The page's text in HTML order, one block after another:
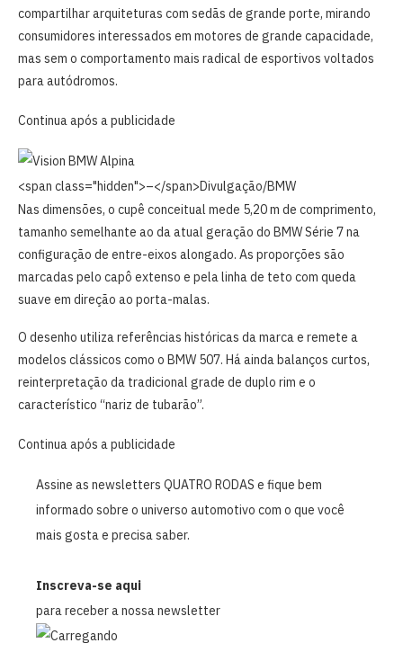
compartilhar arquiteturas com sedãs de grande porte, mirando
consumidores interessados em motores de grande capacidade,
mas sem o comportamento mais radical de esportivos voltados
para autódromos.
Continua após a publicidade
<span class="hidden">–</span>Divulgação/BMW
Nas dimensões, o cupê conceitual mede 5,20 m de comprimento,
tamanho semelhante ao da atual geração do BMW Série 7 na
configuração de entre-eixos alongado. As proporções são
marcadas pelo capô extenso e pela linha de teto com queda
suave em direção ao porta-malas.
O desenho utiliza referências históricas da marca e remete a
modelos clássicos como o BMW 507. Há ainda balanços curtos,
reinterpretação da tradicional grade de duplo rim e o
característico “nariz de tubarão”.
Continua após a publicidade
Assine as newsletters QUATRO RODAS e fique bem
informado sobre o universo automotivo com o que você
mais gosta e precisa saber.
Inscreva-se aqui
para receber a nossa newsletter